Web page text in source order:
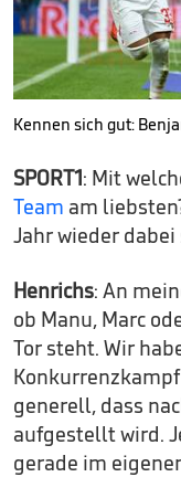
Kennen sich gut:
SPORT1: Mit
Team am
Jahr wieder dabei
Henrichs: An
ob Manu, Marc
Tor steht. Wir
generell, dass
aufgestellt wird.
gerade im